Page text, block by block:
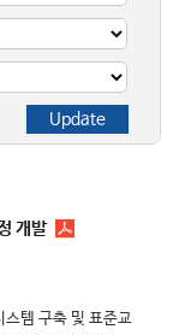
개발
템 구축 및 표준교